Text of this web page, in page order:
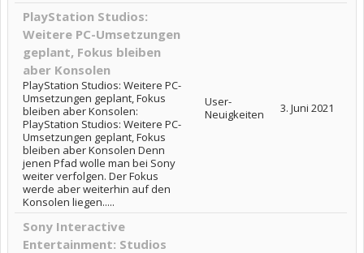
PlayStation Studios:
Weitere PC-Umsetzungen
geplant, Fokus bleiben
aber Konsolen
PlayStation Studios: Weitere PC-
Umsetzungen geplant, Fokus
bleiben aber Konsolen:
PlayStation Studios: Weitere PC-
Umsetzungen geplant, Fokus
bleiben aber Konsolen Denn
jenen Pfad wolle man bei Sony
weiter verfolgen. Der Fokus
werde aber weiterhin auf den
Konsolen liegen.....
User-
Neuigkeiten
3. Juni 2021
Sony Interactive
Entertainment: Studios